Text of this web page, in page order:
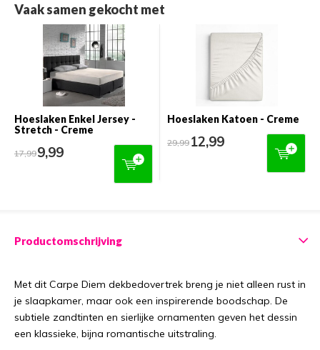
Vaak samen gekocht met
Hoeslaken Enkel Jersey -
Stretch - Creme
17,999,99
Hoeslaken Katoen - Creme
29,9912,99
Productomschrijving
Met dit Carpe Diem dekbedovertrek breng je niet alleen rust in
je slaapkamer, maar ook een inspirerende boodschap. De
subtiele zandtinten en sierlijke ornamenten geven het dessin
een klassieke, bijna romantische uitstraling.